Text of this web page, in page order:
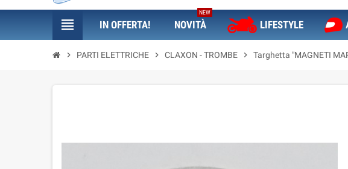
view_headline IN OFFERTA! NOVITÀ
NEW
LIFESTYLE
chevron_right PARTI ELETTRICHE chevron_right CLAXON - TROMBE chevron_right Targhetta "MAGNETI